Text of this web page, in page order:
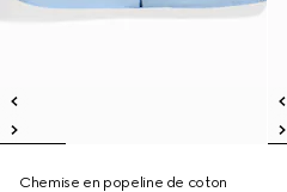
Chemise en popeline de coton